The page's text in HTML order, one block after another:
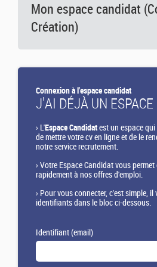
Mon espace candidat
Création)
J'AI DÉJÀ UN
› L'Espace Candidatest un espace
de mettre votre cv en ligne et de le
notre service recrutement.
› Votre Espace Candidat vous
rapidement à nos offres d'emploi.
› Pour vous connecter, c'est simple,
identifiants dans le bloc ci-dessous.
Connexion à l'espace candidat
Identifiant (email)